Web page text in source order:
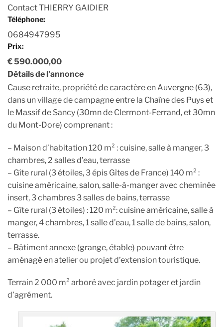
Contact THIERRY GAIDIER
Téléphone:
0684947995
Prix:
€ 590.000,00
Détails de l'annonce
Cause retraite, propriété de caractère en Auvergne (63),
dans un village de campagne entre la Chaîne des Puys et
le Massif de Sancy (30mn de Clermont-Ferrand, et 30mn
du Mont-Dore) comprenant :
– Maison d’habitation 120 m² : cuisine, salle à manger, 3
chambres, 2 salles d’eau, terrasse
– Gîte rural (3 étoiles, 3 épis Gîtes de France) 140 m² :
cuisine américaine, salon, salle-à-manger avec cheminée
insert, 3 chambres 3 salles de bains, terrasse
– Gîte rural (3 étoiles) : 120 m²: cuisine américaine, salle à
manger, 4 chambres, 1 salle d’eau, 1 salle de bains, salon,
terrasse.
– Bâtiment annexe (grange, étable) pouvant être
aménagé en atelier ou projet d’extension touristique.
Terrain 2 000 m² arboré avec jardin potager et jardin
d’agrément.